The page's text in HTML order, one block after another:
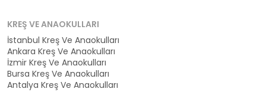
KREŞ VE ANAOKULLARI
İstanbul Kreş Ve Anaokulları
Ankara Kreş Ve Anaokulları
İzmir Kreş Ve Anaokulları
Bursa Kreş Ve Anaokulları
Antalya Kreş Ve Anaokulları